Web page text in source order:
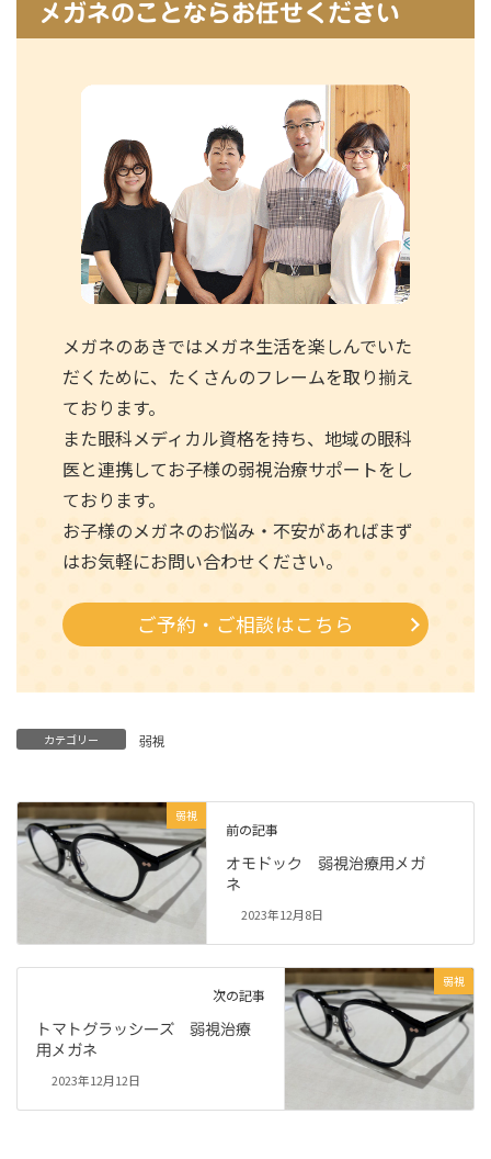
メガネのことならお任せください
メガネのあきではメガネ生活を楽しんでいた
だくために、たくさんのフレームを取り揃え
ております。
また眼科メディカル資格を持ち、地域の眼科
医と連携してお子様の弱視治療サポートをし
ております。
お子様のメガネのお悩み・不安があればまず
はお気軽にお問い合わせください。
ご予約・ご相談はこちら
カテゴリー 弱視
弱視
前の記事
オモドック 弱視治療用メガ
ネ
2023年12月8日
弱視
次の記事
トマトグラッシーズ 弱視治療
用メガネ
2023年12月12日